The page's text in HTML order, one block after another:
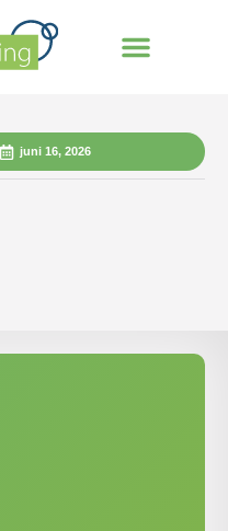
juni 16, 2026